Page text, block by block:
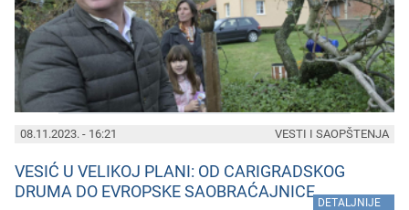
08.11.2023. - 16:21
VESIĆ U VELIKOJ PLANI: OD CARIGRADSKOG
DRUMA DO EVROPSKE SAOBRAĆAJNICE
DETALJNIJE
VESTI I SAOPŠTENJA